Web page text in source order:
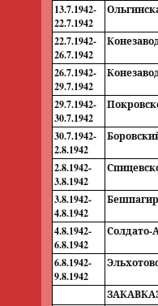
13.7.1942-
22.7.1942
22.7.1942-
26.7.1942
26.7.1942-
29.7.1942
29.7.1942-
30.7.1942
30.7.1942-
2.8.1942
2.8.1942-
3.8.1942
3.8.1942-
4.8.1942
4.8.1942-
6.8.1942
Солдато-
6.8.1942-
9.8.1942